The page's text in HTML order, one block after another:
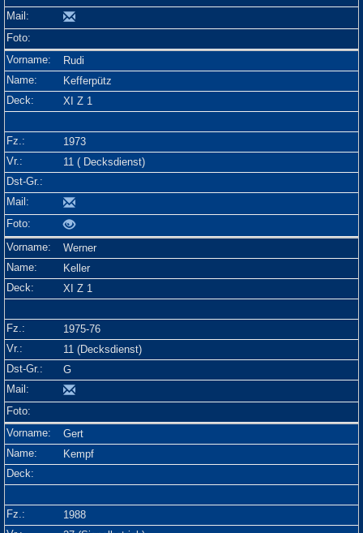
Rudi
Kefferpütz
XI Z 1
1973
11 ( Decksdienst)
Werner
Keller
XI Z 1
1975-76
11 (Decksdienst)
G
Gert
Kempf
1988